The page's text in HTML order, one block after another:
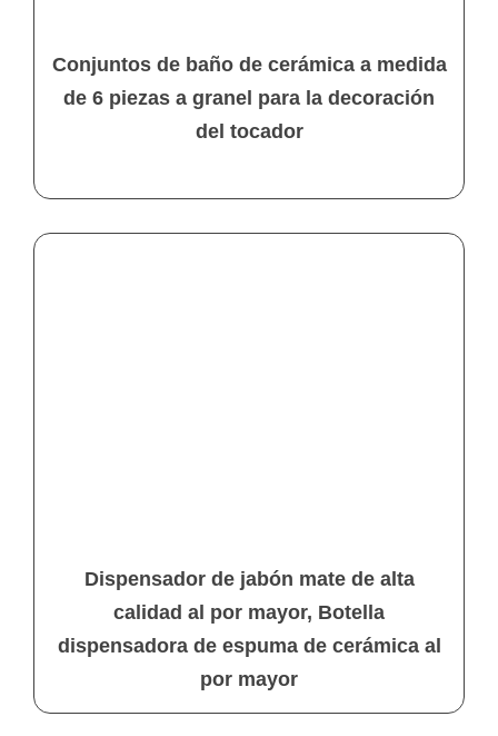
Conjuntos de baño de cerámica a medida
de 6 piezas a granel para la decoración
del tocador
Dispensador de jabón mate de alta
calidad al por mayor, Botella
dispensadora de espuma de cerámica al
por mayor